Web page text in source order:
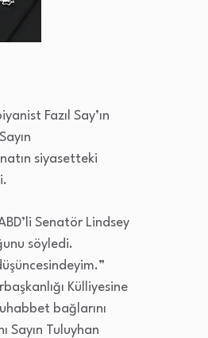
Fazıl Say’ın
siyasetteki
Senatör Lindsey
söyledi.
Külliyesine
bağlarını
Sayın Tuluyhan